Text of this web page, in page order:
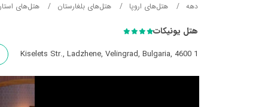
دهه هتل‌های اروپا هتل‌های بلغارستان هتل‌های
هتل یونیکات
1 Kiselets Str., Ladzhene, Velingrad, Bulgaria, 4600